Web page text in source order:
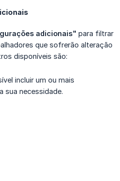
adicionais" para filtrar
que sofrerão alteração
disponíveis são:
incluir um ou mais
sua necessidade.